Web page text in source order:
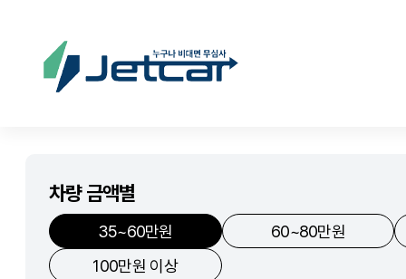
차량 금액별
35~60만원
60~80만원
100만원 이상